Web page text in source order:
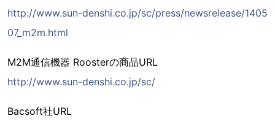
http://www.sun-denshi.co.jp/sc/press/newsrelease/1405
07_m2m.html
M2M通信機器 Roosterの商品URL
http://www.sun-denshi.co.jp/sc/
Bacsoft社URL